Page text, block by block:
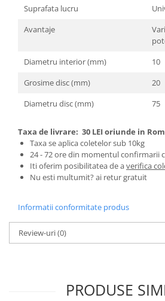
Zdrobitoare electrice
Zdrobitoare electrice & manuale
Masini de cusut si accesorii
Suflante si aspiratoare exterior
Unelte altoit
Unelte manuale de gradina -
Stropitori
Folie si plase pt plante
Masini de maturat manuale
Masini batut stalpi
Pentru Casa si Camping
Accesorii aragaze & butelii
Suprafata lucru
Avantaje
Diametru interior (mm)
10
Grosime disc (mm)
20
Diametru disc (mm)
75
Taxa de livrare: 30 LEI oriunde in
Taxa se aplica coletelor sub 10kg
24 - 72 ore din momentul confirmarii
Iti oferim posibilitatea de averifica
Nu esti multumit? ai retur gratuit
Informatii conformitate produs
Review-uri(0)
PRODUSE